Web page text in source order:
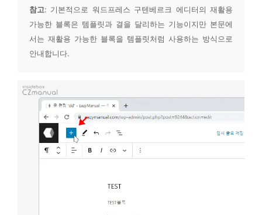
참고: 기본적으로 워드프레스 구텐베르크 에디터의 재활용
가능한 블록은 템플릿과 결을 달리하는 기능이지만 본문에
서는 재활용 가능한 블록을 템플릿처럼 사용하는 방식으로
안내합니다.